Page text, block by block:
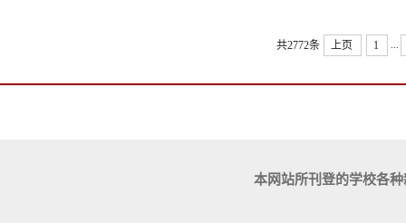
共2772条 上页 1
本网站所刊登的学校各